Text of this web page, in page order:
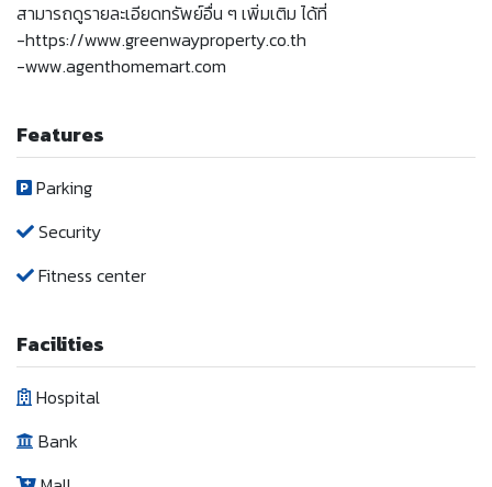
สามารถดูรายละเอียดทรัพย์อื่น ๆ เพิ่มเติม ได้ที่
-https://www.greenwayproperty.co.th
-www.agenthomemart.com
Features
Parking
Security
Fitness center
Facilities
Hospital
Bank